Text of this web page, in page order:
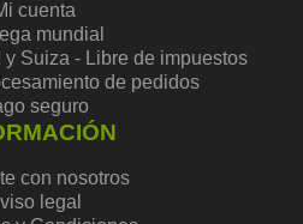
cuenta
mundial
y Suiza - Libre de impuestos
de pedidos
seguro
con nosotros
legal